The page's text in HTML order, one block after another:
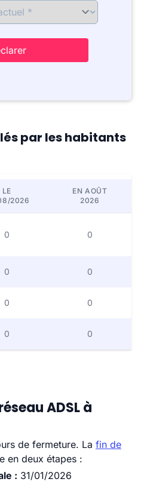
par les habitants
LE
2026
EN AOÛT
2026
0 0
0 0
0 0
0 0
ADSL à
de fermeture. La fin de
en deux étapes :
: 31/01/2026